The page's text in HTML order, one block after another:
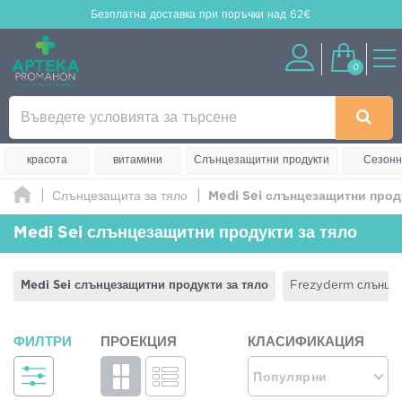
Безплатна доставка при поръчки над 62€
0
красота витамини Слънцезащитни продукти
Слънцезащита за тяло Medi Sei слънцезащитни
Medi Sei слънцезащитни продукти за тяло
Medi Sei слънцезащитни продукти за тяло Frezyderm
ФИЛТРИ ПРОЕКЦИЯ КЛАСИФИКАЦИЯ
Популярни